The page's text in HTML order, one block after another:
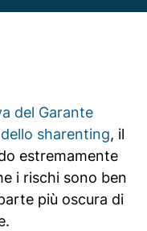
del Garante
sharenting, il
estremamente
i rischi sono ben
più oscura di